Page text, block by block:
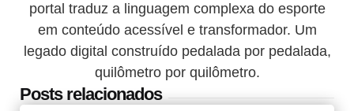
Posts relacionados
portal traduz a linguagem complexa do esporte
em conteúdo acessível e transformador. Um
legado digital construído pedalada por pedalada,
quilômetro por quilômetro.